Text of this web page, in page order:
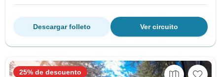
Ver circuito
Descargar folleto
25% de descuento